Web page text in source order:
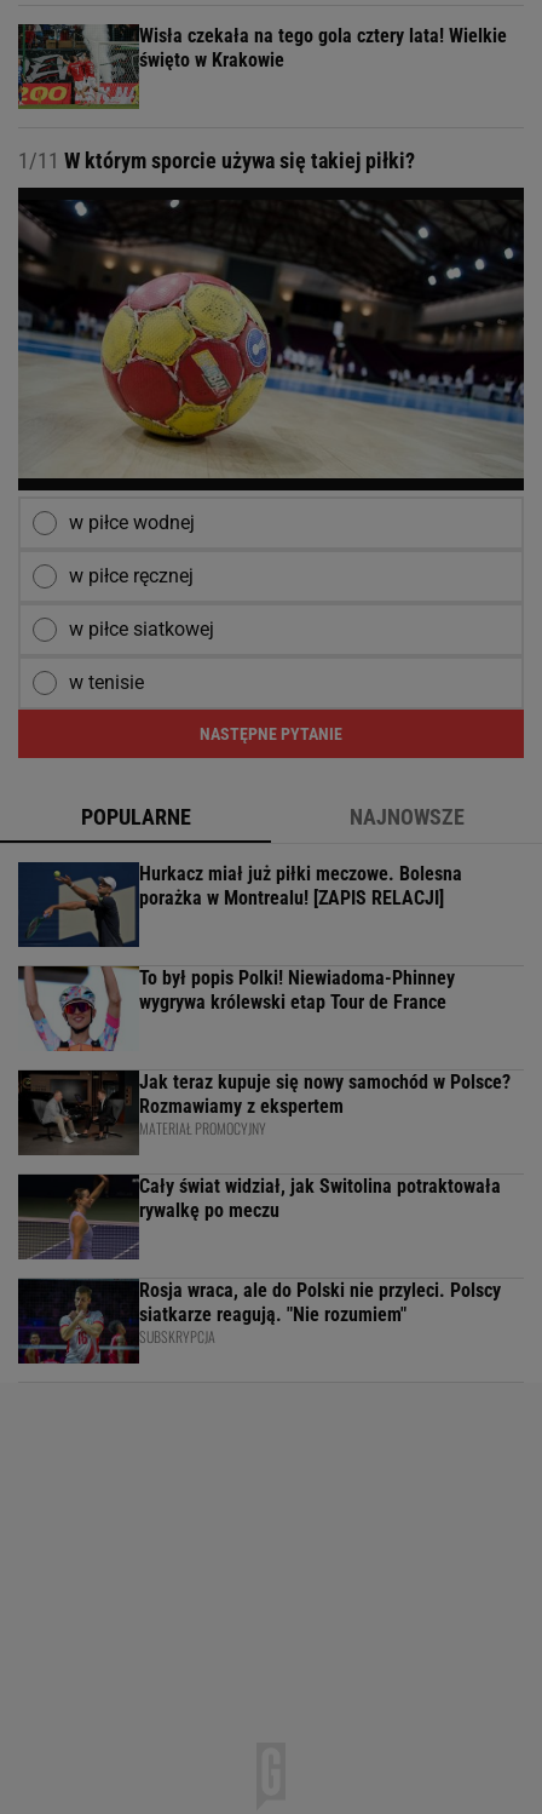
Wisła czekała na tego gola cztery lata! Wielkie
święto w Krakowie
1/11 W którym sporcie używa się takiej piłki?
w piłce wodnej
w piłce ręcznej
w piłce siatkowej
w tenisie
NASTĘPNE PYTANIE
POPULARNE NAJNOWSZE
Hurkacz miał już piłki meczowe. Bolesna
porażka w Montrealu! [ZAPIS RELACJI]
To był popis Polki! Niewiadoma-Phinney
wygrywa królewski etap Tour de France
Jak teraz kupuje się nowy samochód w Polsce?
Rozmawiamy z ekspertem
MATERIAŁ PROMOCYJNY
Cały świat widział, jak Switolina potraktowała
rywalkę po meczu
Rosja wraca, ale do Polski nie przyleci. Polscy
siatkarze reagują. "Nie rozumiem"
SUBSKRYPCJA